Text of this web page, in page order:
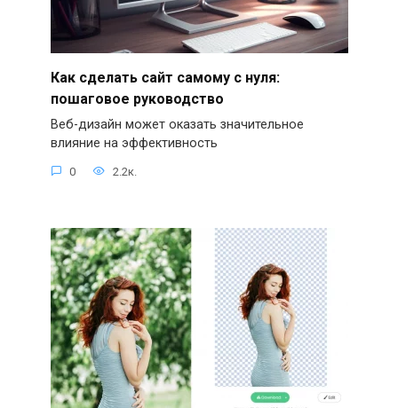
Как сделать сайт самому с нуля:
пошаговое руководство
Веб-дизайн может оказать значительное
влияние на эффективность
0 2.2к.